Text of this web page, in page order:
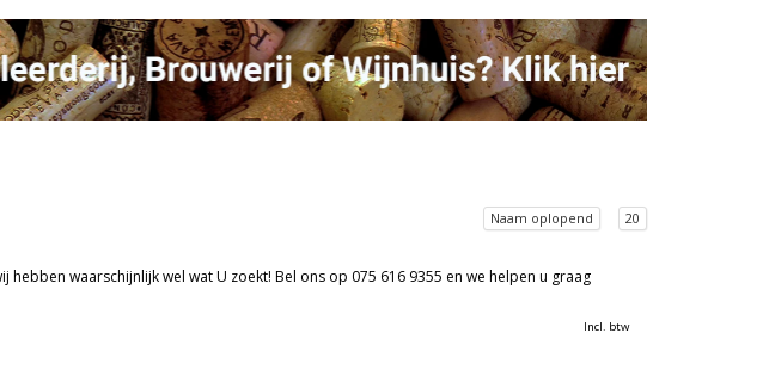
Naam oplopend 20
hebben waarschijnlijk wel wat U zoekt! Bel ons op 075 616 9355 en we helpen u graag
Incl. btw